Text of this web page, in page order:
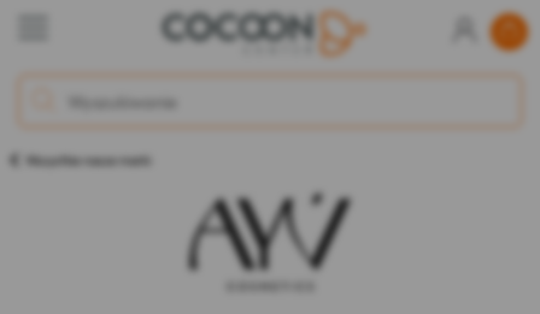
Wszystkie nasze marki